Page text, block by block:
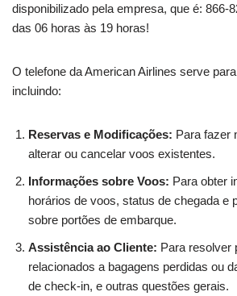
disponibilizado pela empresa, que é: 866-
das 06 horas às 19 horas!
O telefone da American Airlines serve
incluindo:
Reservas e Modificações: Para fazer
alterar ou cancelar voos existentes.
Informações sobre Voos: Para obter
horários de voos, status de chegada e
sobre portões de embarque.
Assistência ao Cliente: Para resolver
relacionados a bagagens perdidas ou
de check-in, e outras questões gerais.